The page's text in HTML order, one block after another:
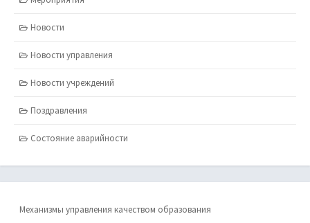
Новости
Новости управления
Новости учреждений
Поздравления
Состояние аварийности
Механизмы управления качеством образования